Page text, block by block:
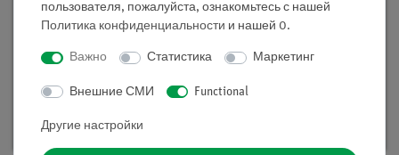
цифровой
пользователя, пожалуйста, ознакомьтесь с нашей
Политика конфиденциальности и нашей 0.
Важно Статистика Маркетинг
Внешние СМИ Functional
Другие настройки